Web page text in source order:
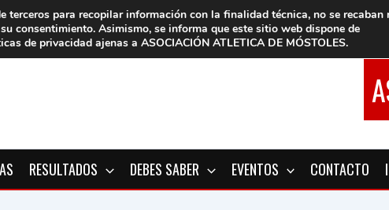
RESULTADOS DEBES SABER EVENTOS CONTACTO
terceros para recopilar información con la finalidad técnica, no se recaban
consentimiento. Asimismo, se informa que este sitio web dispone de
de privacidad ajenas a ASOCIACIÓN ATLETICA DE MÓSTOLES.